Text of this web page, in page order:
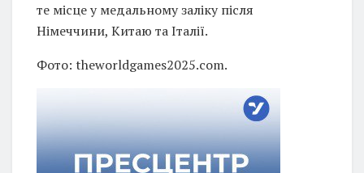
те місце у медальному заліку після
Німеччини, Китаю та Італії.
Фото: theworldgames2025.com.